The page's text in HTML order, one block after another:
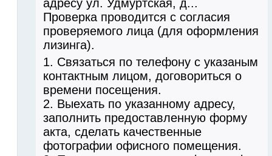
адресу ул. Удмуртская, д...
Проверка проводится с согласия
проверяемого лица (для оформления
лизинга).
1. Связаться по телефону с указаным
контактным лицом, договориться о
времени посещения.
2. Выехать по указанному адресу,
заполнить предоставленную форму
акта, сделать качественные
фотографии офисного помещения.